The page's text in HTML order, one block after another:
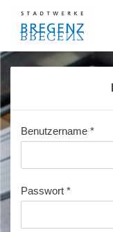
Benutzername *
Passwort *